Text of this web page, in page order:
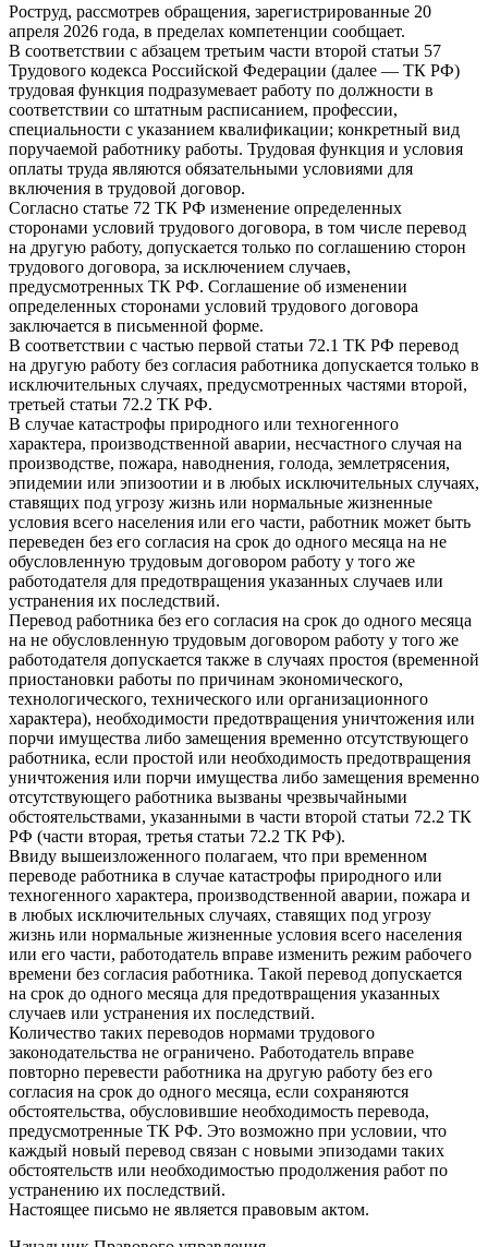
Роструд, рассмотрев обращения, зарегистрированные 20
апреля 2026 года, в пределах компетенции сообщает.
В соответствии с абзацем третьим части второй статьи 57
Трудового кодекса Российской Федерации (далее — ТК РФ)
трудовая функция подразумевает работу по должности в
соответствии со штатным расписанием, профессии,
специальности с указанием квалификации; конкретный вид
поручаемой работнику работы. Трудовая функция и условия
оплаты труда являются обязательными условиями для
включения в трудовой договор.
Согласно статье 72 ТК РФ изменение определенных
сторонами условий трудового договора, в том числе перевод
на другую работу, допускается только по соглашению сторон
трудового договора, за исключением случаев,
предусмотренных ТК РФ. Соглашение об изменении
определенных сторонами условий трудового договора
заключается в письменной форме.
В соответствии с частью первой статьи 72.1 ТК РФ перевод
на другую работу без согласия работника допускается только в
исключительных случаях, предусмотренных частями второй,
третьей статьи 72.2 ТК РФ.
В случае катастрофы природного или техногенного
характера, производственной аварии, несчастного случая на
производстве, пожара, наводнения, голода, землетрясения,
эпидемии или эпизоотии и в любых исключительных случаях,
ставящих под угрозу жизнь или нормальные жизненные
условия всего населения или его части, работник может быть
переведен без его согласия на срок до одного месяца на не
обусловленную трудовым договором работу у того же
работодателя для предотвращения указанных случаев или
устранения их последствий.
Перевод работника без его согласия на срок до одного месяца
на не обусловленную трудовым договором работу у того же
работодателя допускается также в случаях простоя (временной
приостановки работы по причинам экономического,
технологического, технического или организационного
характера), необходимости предотвращения уничтожения или
порчи имущества либо замещения временно отсутствующего
работника, если простой или необходимость предотвращения
уничтожения или порчи имущества либо замещения временно
отсутствующего работника вызваны чрезвычайными
обстоятельствами, указанными в части второй статьи 72.2 ТК
РФ (части вторая, третья статьи 72.2 ТК РФ).
Ввиду вышеизложенного полагаем, что при временном
переводе работника в случае катастрофы природного или
техногенного характера, производственной аварии, пожара и
в любых исключительных случаях, ставящих под угрозу
жизнь или нормальные жизненные условия всего населения
или его части, работодатель вправе изменить режим рабочего
времени без согласия работника. Такой перевод допускается
на срок до одного месяца для предотвращения указанных
случаев или устранения их последствий.
Количество таких переводов нормами трудового
законодательства не ограничено. Работодатель вправе
повторно перевести работника на другую работу без его
согласия на срок до одного месяца, если сохраняются
обстоятельства, обусловившие необходимость перевода,
предусмотренные ТК РФ. Это возможно при условии, что
каждый новый перевод связан с новыми эпизодами таких
обстоятельств или необходимостью продолжения работ по
устранению их последствий.
Настоящее письмо не является правовым актом.